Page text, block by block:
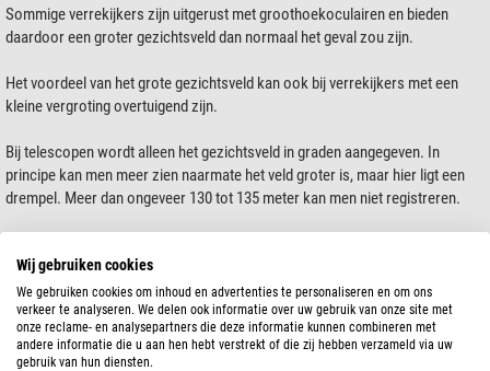
Sommige verrekijkers zijn uitgerust met groothoekoculairen en bieden
daardoor een groter gezichtsveld dan normaal het geval zou zijn.
Het voordeel van het grote gezichtsveld kan ook bij verrekijkers met een
kleine vergroting overtuigend zijn.
Bij telescopen wordt alleen het gezichtsveld in graden aangegeven. In
principe kan men meer zien naarmate het veld groter is, maar hier ligt een
drempel. Meer dan ongeveer 130 tot 135 meter kan men niet registreren.
gezichtsveld, maar helaas is er een probleem: sommige fabrikanten bieden
enorme gezichtsvelden in hun verrekijkers. Maar hoe groter het veld, hoe
groter het risico van randonscherpte bij het doorkijken. Optisch is het vrij
prijzig om grote velden met scherpgerande optiek te produceren. Bij
goedkope verrekijkers is onscherpte dan ook vaak te verwachten. Als u een
Wij gebruiken cookies
We gebruiken cookies om inhoud en advertenties te personaliseren en om ons
verkeer te analyseren. We delen ook informatie over uw gebruik van onze site met
onze reclame- en analysepartners die deze informatie kunnen combineren met
andere informatie die u aan hen hebt verstrekt of die zij hebben verzameld via uw
gebruik van hun diensten.